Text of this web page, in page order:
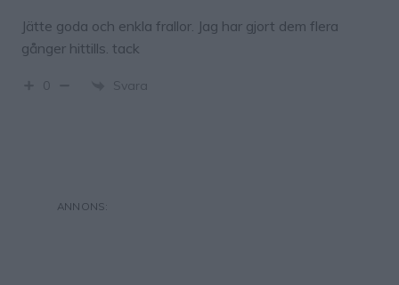
Jätte goda och enkla frallor. Jag har gjort dem flera
gånger hittills. tack
0 Svara